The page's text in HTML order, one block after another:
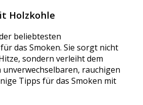
Holzkohle
beliebtesten
das Smoken. Sie sorgt nicht
sondern verleiht dem
rauchigen
Tipps für das Smoken mit